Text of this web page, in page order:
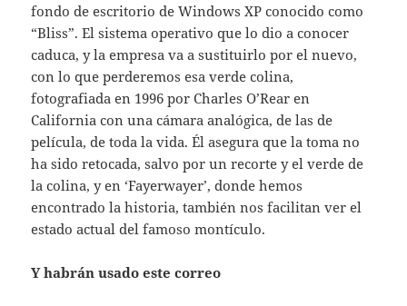
fondo de escritorio de Windows XP conocido como
“Bliss”. El sistema operativo que lo dio a conocer
caduca, y la empresa va a sustituirlo por el nuevo,
con lo que perderemos esa verde colina,
fotografiada en 1996 por Charles O’Rear en
California con una cámara analógica, de las de
película, de toda la vida. Él asegura que la toma no
ha sido retocada, salvo por un recorte y el verde de
la colina, y en ‘Fayerwayer’, donde hemos
encontrado la historia, también nos facilitan ver el
estado actual del famoso montículo.
Y habrán usado este correo